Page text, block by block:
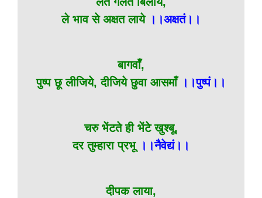
ले भाव से अक्षत लाये।।अक्षतं।।
बागवाँ,
पुष्प छू लीजिये, दीजिये छुवा आसमाँ ।।पुष्पं।।
चरु भेंटते ही भेंटे खुश्बू,
दर तुम्हारा प्रभू ।।नैवेद्यं।।
दीपक लाया,